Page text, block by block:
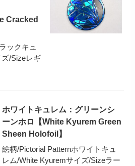
Cracked
ックキュ
/Sizeレギ
ホワイトキュレム：グリーンシ
ーンホロ【White Kyurem Green
Sheen Holofoil】
絵柄/Pictorial Patternホワイトキュ
レム/White Kyuremサイズ/Sizeラー